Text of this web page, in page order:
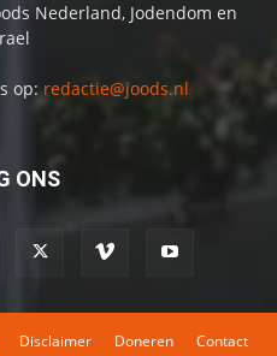
Nederland, Jodendom en
op: redactie@joods.nl
ONS
Disclaimer Doneren Contact